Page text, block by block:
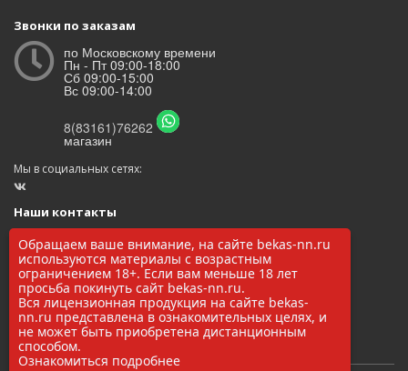
Звонки по заказам
по Московскому времени
Пн - Пт 09:00-18:00
Сб 09:00-15:00
Вс 09:00-14:00
8(83161)76262
магазин
Мы в социальных сетях:
Наши контакты
ООО «БЕКАС»
ОГРН: 1145248000017
ИНН/КПП: 5248037037 / 524801001
8(83161)76262
zakaz@bekas-nn.ru
606524, Нижегородская обл. г. Заволжье ул. Рылеева 4А
Обращаем ваше внимание, на сайте bekas-nn.ru
используются материалы с возрастным
ограничением 18+. Если вам меньше 18 лет
просьба покинуть сайт bekas-nn.ru.
Вся лицензионная продукция на сайте bekas-
nn.ru представлена в ознакомительных целях, и
не может быть приобретена дистанционным
способом.
Ознакомиться подробнее